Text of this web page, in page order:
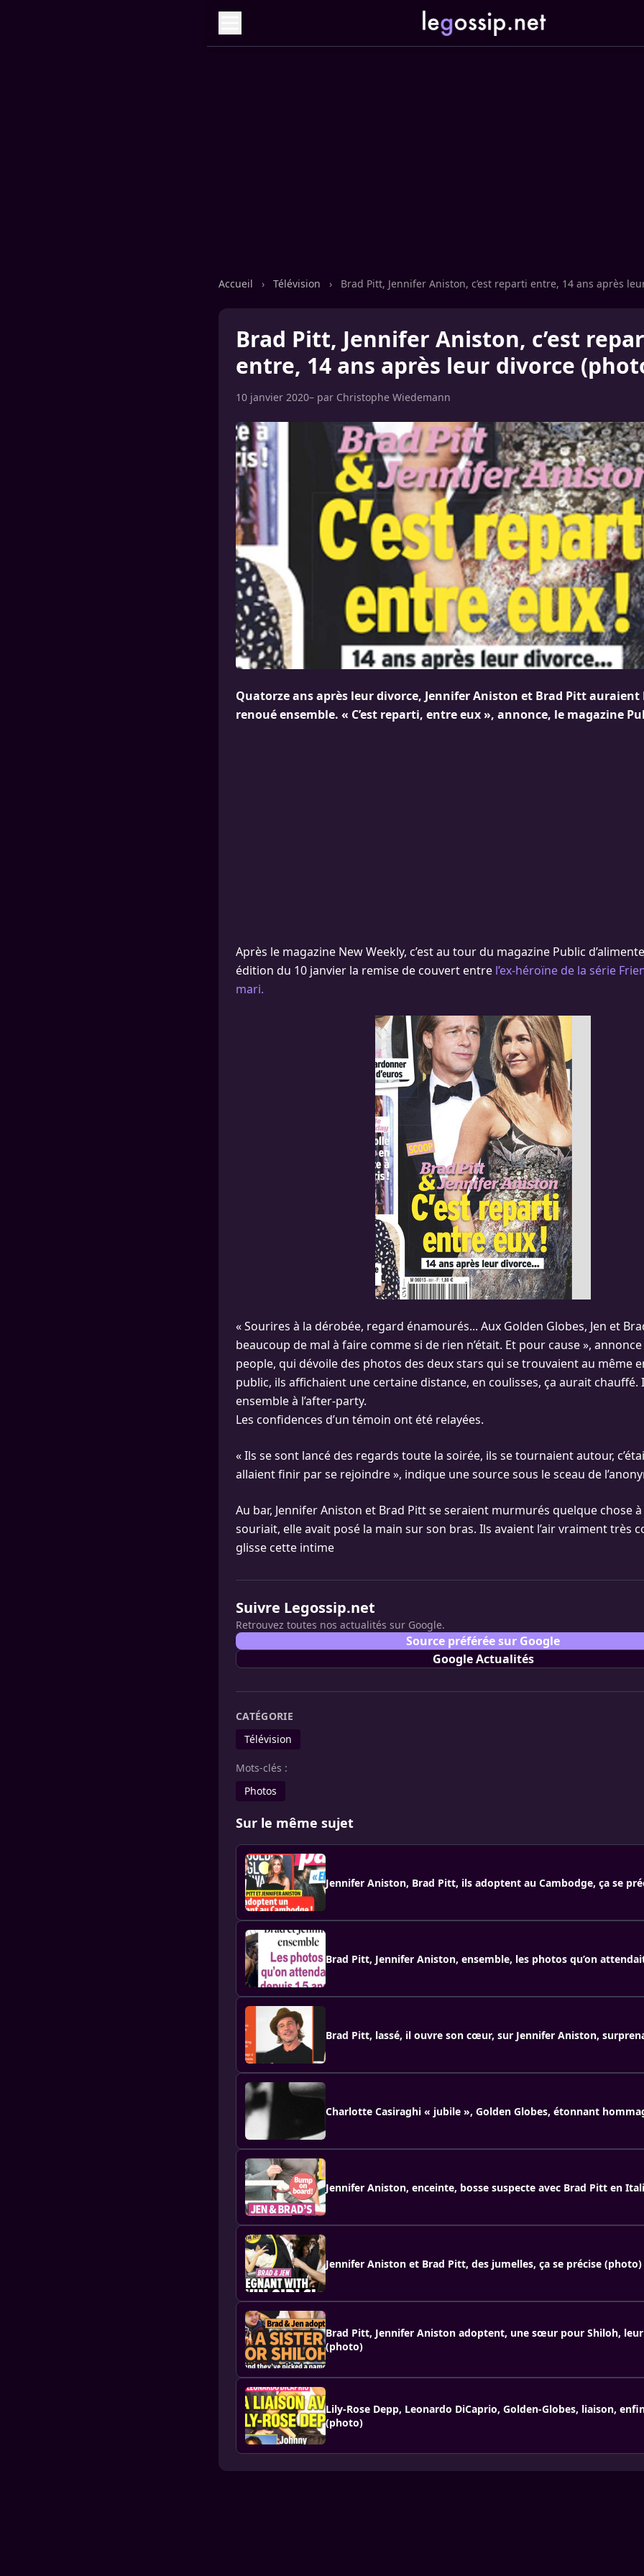
Accueil › Télévision › Brad Pitt, Jennifer Aniston, c’est reparti entre, 14 ans après
Brad Pitt, Jennifer Aniston, c’est
entre, 14 ans après leur divorce
10 janvier 2020– par Christophe Wiedemann
Quatorze ans après leur divorce, Jennifer Aniston et Brad Pitt auraient
renoué ensemble. « C’est reparti, entre eux », annonce, le magazine
Après le magazine New Weekly, c’est au tour du magazine Public
édition du 10 janvier la remise de couvert entre l’ex-héroïne de la série
mari.
« Sourires à la dérobée, regard énamourés... Aux Golden Globes, Jen et
beaucoup de mal à faire comme si de rien n’était. Et pour cause »,
people, qui dévoile des photos des deux stars qui se trouvaient au même
public, ils affichaient une certaine distance, en coulisses, ça aurait chauffé.
ensemble à l’after-party.
Les confidences d’un témoin ont été relayées.
« Ils se sont lancé des regards toute la soirée, ils se tournaient autour,
allaient finir par se rejoindre », indique une source sous le sceau de
Au bar, Jennifer Aniston et Brad Pitt se seraient murmurés quelque chose à
souriait, elle avait posé la main sur son bras. Ils avaient l’air vraiment très
glisse cette intime
Suivre Legossip.net
Retrouvez toutes nos actualités sur Google.
Source préférée sur Google
Google Actualités
CATÉGORIE
Télévision
Mots-clés :
Photos
Sur le même sujet
Jennifer Aniston, Brad Pitt, ils adoptent au Cambodge, ça se
Brad Pitt, Jennifer Aniston, ensemble, les photos qu’on
Brad Pitt, lassé, il ouvre son cœur, sur Jennifer Aniston,
Charlotte Casiraghi « jubile », Golden Globes, étonnant
Jennifer Aniston, enceinte, bosse suspecte avec Brad Pitt en
Jennifer Aniston et Brad Pitt, des jumelles, ça se précise (photo)
Brad Pitt, Jennifer Aniston adoptent, une sœur pour Shiloh,
(photo)
Lily-Rose Depp, Leonardo DiCaprio, Golden-Globes, liaison,
(photo)